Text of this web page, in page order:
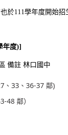
於111學年度開始招
年度)]
備註 林口國中
、33、36-37 鄰)
48 鄰）